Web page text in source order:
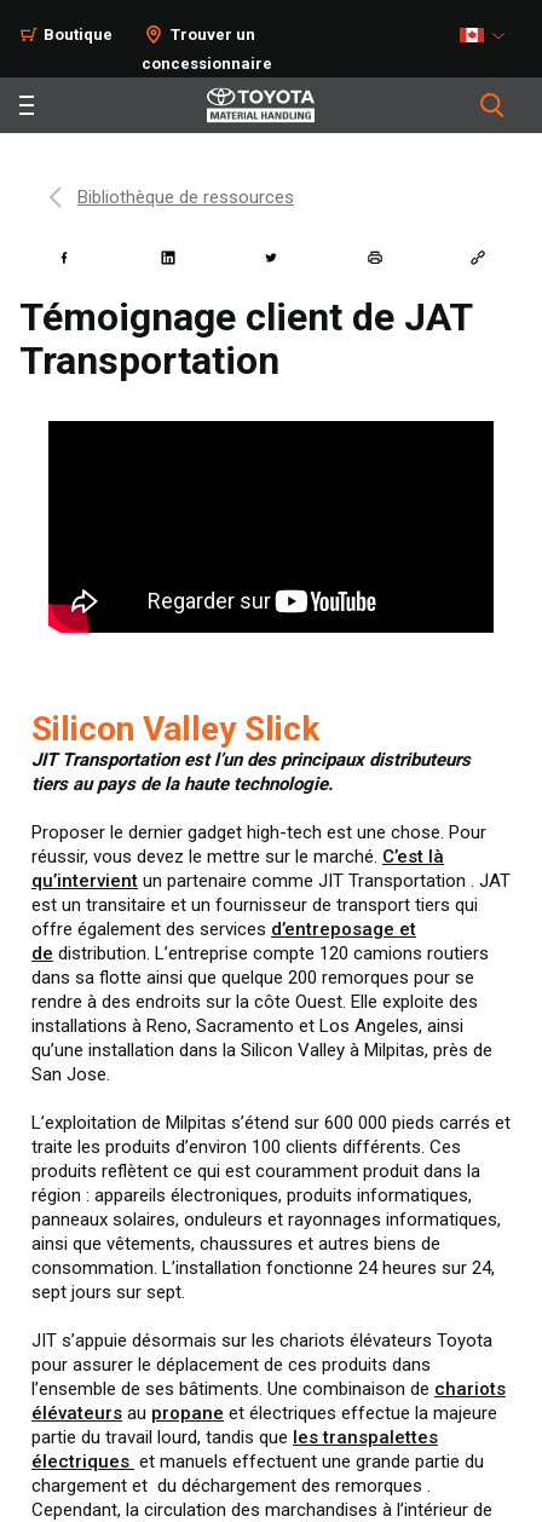
Boutique
Trouver un
concessionnaire
Bibliothèque de ressources
Témoignage client de JAT
Transportation
Silicon Valley Slick
JIT Transportation est l’un des principaux distributeurs
tiers au pays de la haute technologie.
Proposer le dernier gadget high-tech est une chose. Pour
réussir, vous devez le mettre sur le marché. C’est là
qu’intervient un partenaire comme JIT Transportation . JAT
est un transitaire et un fournisseur de transport tiers qui
offre également des services d’entreposage et
de distribution. L’entreprise compte 120 camions routiers
dans sa flotte ainsi que quelque 200 remorques pour se
rendre à des endroits sur la côte Ouest. Elle exploite des
installations à Reno, Sacramento et Los Angeles, ainsi
qu’une installation dans la Silicon Valley à Milpitas, près de
San Jose.
L’exploitation de Milpitas s’étend sur 600 000 pieds carrés et
traite les produits d’environ 100 clients différents. Ces
produits reflètent ce qui est couramment produit dans la
région : appareils électroniques, produits informatiques,
panneaux solaires, onduleurs et rayonnages informatiques,
ainsi que vêtements, chaussures et autres biens de
consommation. L’installation fonctionne 24 heures sur 24,
sept jours sur sept.
JIT s’appuie désormais sur les chariots élévateurs Toyota
pour assurer le déplacement de ces produits dans
l’ensemble de ses bâtiments. Une combinaison de chariots
élévateurs au propane et électriques effectue la majeure
partie du travail lourd, tandis que les transpalettes
électriques et manuels effectuent une grande partie du
chargement et du déchargement des remorques .
Cependant, la circulation des marchandises à l’intérieur de